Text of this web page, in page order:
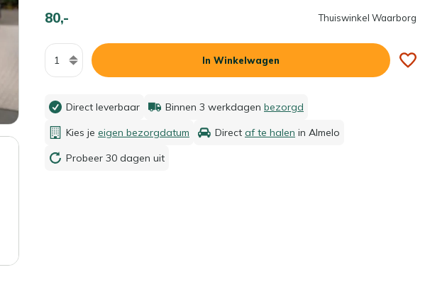
80,- Thuiswinkel Waarborg
Aantal
In Winkelwagen
Direct leverbaar Binnen 3 werkdagen bezorgd
Kies je eigen bezorgdatum Direct af te halen in Almelo
Probeer 30 dagen uit